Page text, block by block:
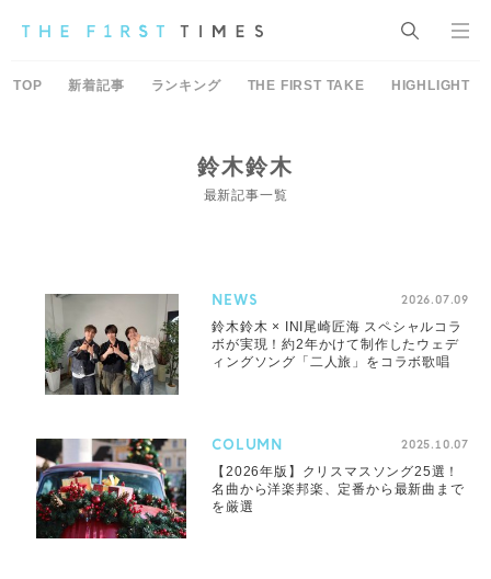
TOP 新着記事 ランキング THE FIRST TAKE HIGHLIGHT
鈴木鈴木
最新記事一覧
NEWS 2026.07.09
鈴木鈴木 × INI尾崎匠海 スペシャルコラ
ボが実現！約2年かけて制作したウェデ
ィングソング「二人旅」をコラボ歌唱
COLUMN 2025.10.07
【2026年版】クリスマスソング25選！
名曲から洋楽邦楽、定番から最新曲まで
を厳選